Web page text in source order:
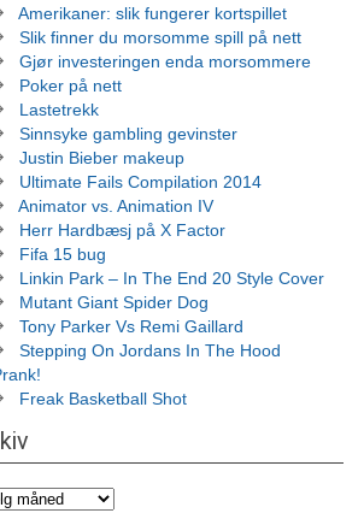
Amerikaner: slik fungerer kortspillet
Slik finner du morsomme spill på nett
Gjør investeringen enda morsommere
Poker på nett
Lastetrekk
Sinnsyke gambling gevinster
Justin Bieber makeup
Ultimate Fails Compilation 2014
Animator vs. Animation IV
Herr Hardbæsj på X Factor
Fifa 15 bug
Linkin Park – In The End 20 Style Cover
Mutant Giant Spider Dog
Tony Parker Vs Remi Gaillard
Stepping On Jordans In The Hood
Freak Basketball Shot